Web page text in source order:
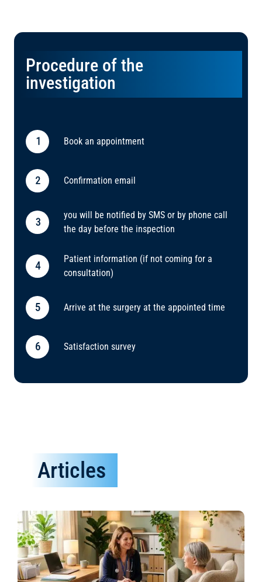
Procedure of the
investigation
Book an appointment
Confirmation email
you will be notified by SMS or by phone call
the day before the inspection
Patient information (if not coming for a
consultation)
Arrive at the surgery at the appointed time
Satisfaction survey
Articles